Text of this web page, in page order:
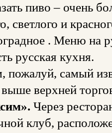
пиво – очень
светлого и
. Меню на
русская кухня.
пожалуй, самый
верхней
Через
клуб,